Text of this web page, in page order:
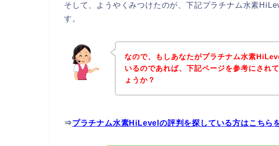
そして、ようやくみつけたのが、下記プラチナム水素
す。
なので、もしあなたがプラチナム水素
いるのであれば、下記ページを参考にされ
ょうか？
⇒プラチナム水素HiLevelの評判を探している方はこちら